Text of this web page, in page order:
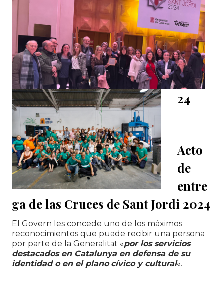
24
Acto
de
entre
ga de las Cruces de Sant Jordi 2024
El Govern les concede uno de los máximos
reconocimientos que puede recibir una persona
por parte de la Generalitat «por los servicios
destacados en Catalunya en defensa de su
identidad o en el plano cívico y cultural«.